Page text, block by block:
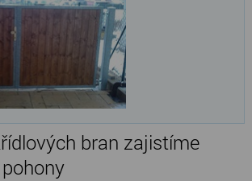
bran zajistíme